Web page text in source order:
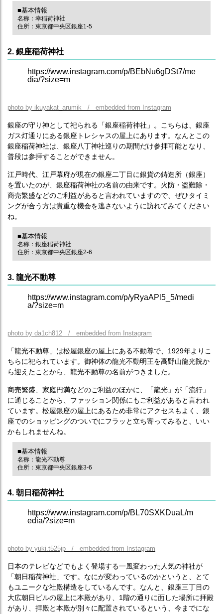
■基本情報
名称：幸稲荷神社
住所：東京都中央区銀座1-5
2. 銀座稲荷神社
https://www.instagram.com/p/BEbNu6gDSt7/me
dia/?size=m
photo by ikuyakat_arumik / embedded from Instagram
銀座の守り神として祀られる「銀座稲荷神社」。こちらは、銀座
ガス灯通りにある銀座トレシャスの屋上にあります。なんとこの
銀座稲荷神社は、銀座八丁神社巡りの期間だけ参拝可能となり、
普段は参拝することができません。
江戸時代、江戸幕府が現在の銀座二丁目に銀貨の鋳造所（銀座）
を置いたのが、銀座稲荷神社の名前の由来です。火防・盗難除・
商売繁盛などのご利益があると言われていますので、ぜひタイミ
ングが合う方は貴重な機会を逃さないように訪れてみてください
ね。
■基本情報
名称：銀座稲荷神社
住所：東京都中央区銀座2-6
3. 龍光不動尊
https://www.instagram.com/p/yRyaAPl5_5/medi
a/?size=m
photo by da1ch812 / embedded from Instagram
「龍光不動尊」は松屋銀座の屋上にある不動尊で、1929年よりこ
ちらに祀られています。御神体の龍光不動明王を高野山龍光院か
ら迎えたことから、龍光不動尊の名前がつきました。
商売繁盛、家庭円満などのご利益のほかに、「龍光」が「流行」
に通じることから、ファッション関係にもご利益があると言われ
ています。松屋銀座の屋上にあるため非常にアクセスもよく、銀
座でのショッピングのついでにフラッと立ち寄ってみると、いい
かもしれませんね。
■基本情報
名称：龍光不動尊
住所：東京都中央区銀座3-6
4. 朝日稲荷神社
https://www.instagram.com/p/BL70SXKDuaL/m
edia/?size=m
photo by yuki.t525jp / embedded from Instagram
日本のテレビなどでもよく登場する一風変わった人気の神社が
「朝日稲荷神社」です。なにが変わっているのかというと、とて
もユニークな社殿構造をしているんです。なんと、銀座三丁目の
大広朝日ビルの屋上に本殿があり、1階の通りに面した場所に拝殿
があり、拝殿と本殿が別々に配置されているという、今までにな